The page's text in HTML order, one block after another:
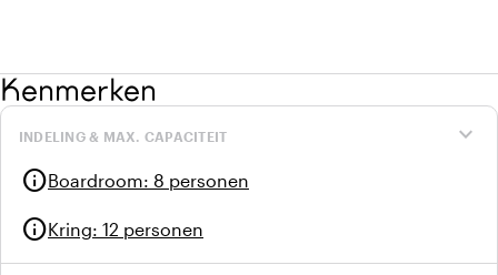
Kenmerken
expand_more
INDELING & MAX. CAPACITEIT
infoBoardroom: 8 personen
infoKring: 12 personen